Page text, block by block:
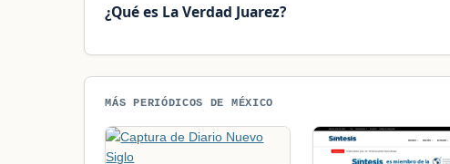
¿Qué es La Verdad Juarez?
MÁS PERIÓDICOS DE MÉXICO